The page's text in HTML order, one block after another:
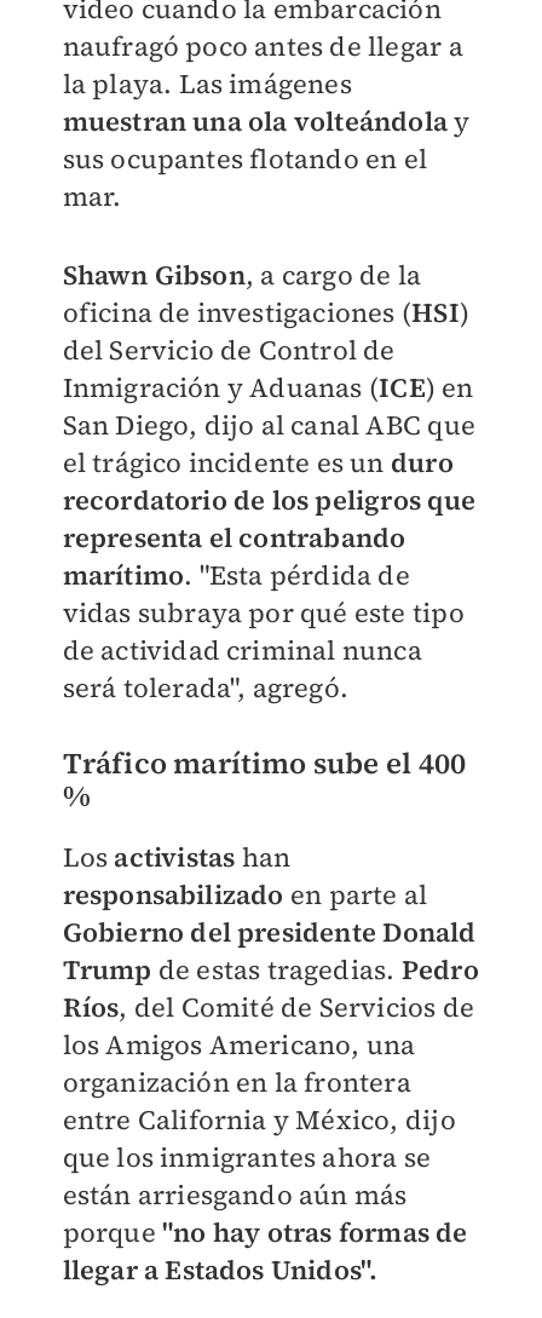
video cuando la embarcación
naufragó poco antes de llegar a
la playa. Las imágenes
muestran una ola volteándolay
sus ocupantes flotando en el
mar.
Shawn Gibson, a cargo de la
oficina de investigaciones (HSI)
del Servicio de Control de
Inmigración y Aduanas (ICE) en
San Diego, dijo al canal ABC que
el trágico incidente es un duro
recordatorio de los peligros que
representa el contrabando
marítimo. "Esta pérdida de
vidas subraya por qué este tipo
de actividad criminal nunca
será tolerada", agregó.
Tráfico marítimo sube el 400
%
Los activistas han
responsabilizado en parte al
Gobierno del presidente Donald
Trump de estas tragedias. Pedro
Ríos, del Comité de Servicios de
los Amigos Americano, una
organización en la frontera
entre California y México, dijo
que los inmigrantes ahora se
están arriesgando aún más
porque "no hay otras formas de
llegar a Estados Unidos".